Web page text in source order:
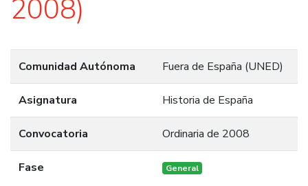
2008)
Comunidad Autónoma Fuera de España (UNED)
Asignatura Historia de España
Convocatoria Ordinaria de 2008
Fase General